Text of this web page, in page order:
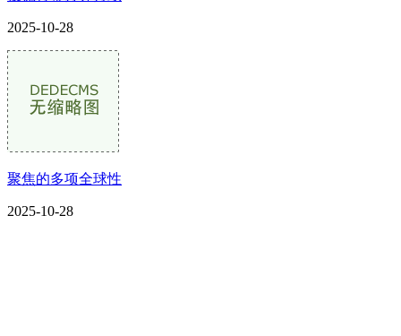
2025-10-28
聚焦的多项全球性
2025-10-28